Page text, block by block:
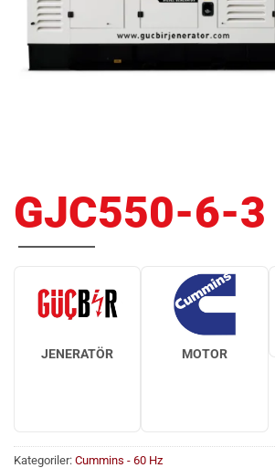
GJC550-6-3
JENERATÖR MOTOR
Kategoriler: Cummins - 60 Hz